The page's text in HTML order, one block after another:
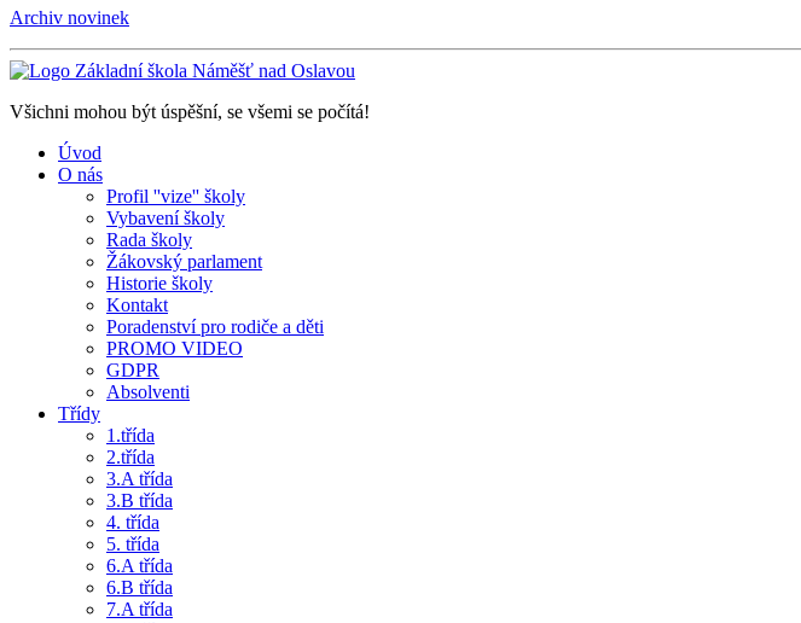
Archiv novinek
Všichni mohou být úspěšní, se všemi se počítá!
Úvod
O nás
Profil ''vize'' školy
Vybavení školy
Rada školy
Žákovský parlament
Historie školy
Kontakt
Poradenství pro rodiče a děti
PROMO VIDEO
GDPR
Absolventi
Třídy
1.třída
2.třída
3.A třída
3.B třída
4. třída
5. třída
6.A třída
6.B třída
7.A třída